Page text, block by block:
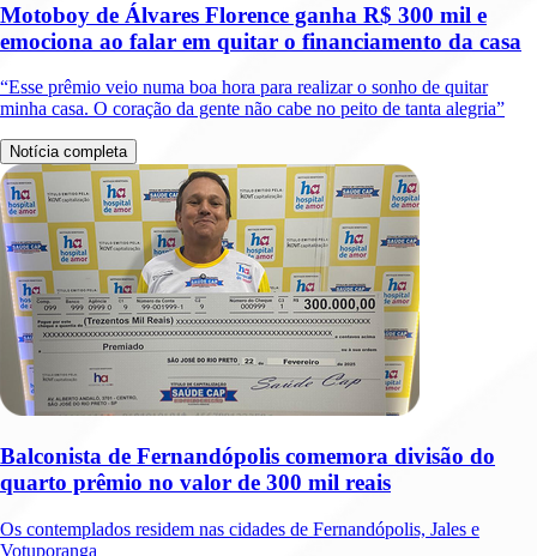
Motoboy de Álvares Florence ganha R$ 300 mil e
emociona ao falar em quitar o financiamento da casa
“Esse prêmio veio numa boa hora para realizar o sonho de quitar
minha casa. O coração da gente não cabe no peito de tanta alegria”
Notícia completa
Balconista de Fernandópolis comemora divisão do
quarto prêmio no valor de 300 mil reais
Os contemplados residem nas cidades de Fernandópolis, Jales e
Votuporanga